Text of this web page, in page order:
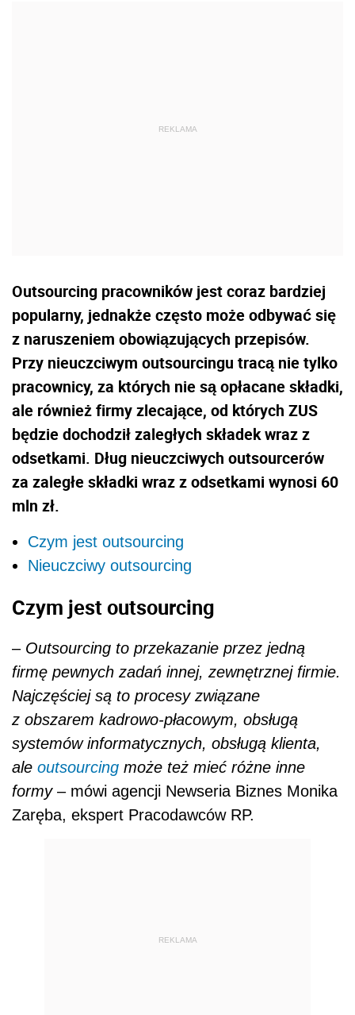
Outsourcing pracowników jest coraz bardziej
popularny, jednakże często może odbywać się
z naruszeniem obowiązujących przepisów.
Przy nieuczciwym outsourcingu tracą nie tylko
pracownicy, za których nie są opłacane składki,
ale również firmy zlecające, od których ZUS
będzie dochodził zaległych składek wraz z
odsetkami. Dług nieuczciwych outsourcerów
za zaległe składki wraz z odsetkami wynosi 60
mln zł.
Czym jest outsourcing
Nieuczciwy outsourcing
Czym jest outsourcing
– Outsourcing to przekazanie przez jedną
firmę pewnych zadań innej, zewnętrznej firmie.
Najczęściej są to procesy związane
z obszarem kadrowo-płacowym, obsługą
systemów informatycznych, obsługą klienta,
ale outsourcing może też mieć różne inne
formy – mówi agencji Newseria Biznes Monika
Zaręba, ekspert Pracodawców RP.
REKLAMA